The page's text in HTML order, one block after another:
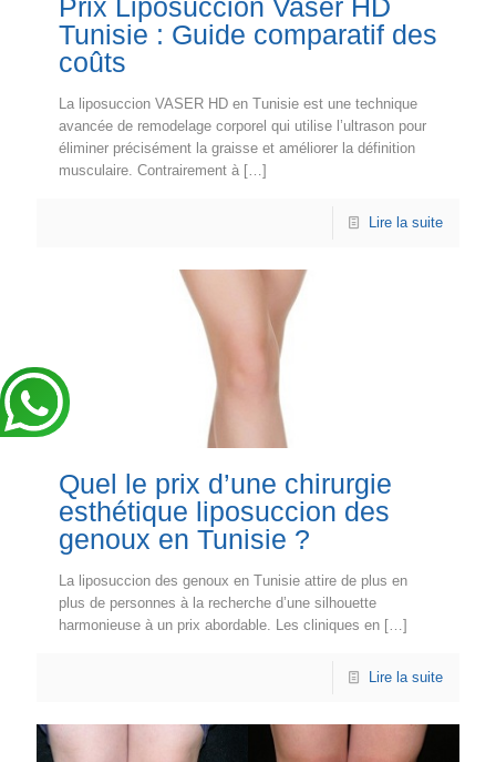
Prix Liposuccion Vaser HD
Tunisie : Guide comparatif des
coûts
La liposuccion VASER HD en Tunisie est une technique
avancée de remodelage corporel qui utilise l’ultrason pour
éliminer précisément la graisse et améliorer la définition
musculaire. Contrairement à […]
Lire la suite
Quel le prix d’une chirurgie
esthétique liposuccion des
genoux en Tunisie ?
La liposuccion des genoux en Tunisie attire de plus en
plus de personnes à la recherche d’une silhouette
harmonieuse à un prix abordable. Les cliniques en […]
Lire la suite